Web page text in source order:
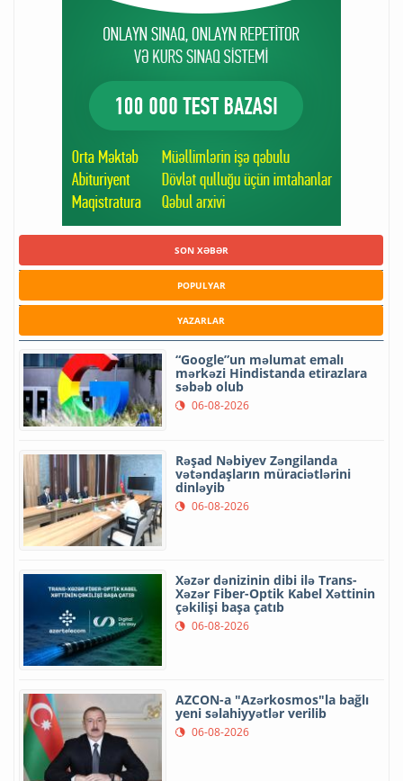
SON XƏBƏR
POPULYAR
YAZARLAR
“Google”un məlumat emalı
mərkəzi Hindistanda etirazlara
səbəb olub
06-08-2026
Rəşad Nəbiyev Zəngilanda
vətəndaşların müraciətlərini
dinləyib
06-08-2026
Xəzər dənizinin dibi ilə Trans-
Xəzər Fiber-Optik Kabel Xəttinin
çəkilişi başa çatıb
06-08-2026
AZCON-a "Azərkosmos"la bağlı
yeni səlahiyyətlər verilib
06-08-2026